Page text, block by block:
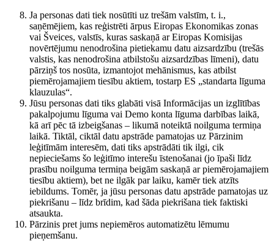
Ja personas dati tiek nosūtīti uz trešām valstīm, t. i.,
saņēmējiem, kas reģistrēti ārpus Eiropas Ekonomikas zonas
vai Šveices, valstīs, kuras saskaņā ar Eiropas Komisijas
novērtējumu nenodrošina pietiekamu datu aizsardzību (trešās
valstis, kas nenodrošina atbilstošu aizsardzības līmeni), datu
pārziņš tos nosūta, izmantojot mehānismus, kas atbilst
piemērojamajiem tiesību aktiem, tostarp ES „standarta līguma
klauzulas“.
Jūsu personas dati tiks glabāti visā Informācijas un izglītības
pakalpojumu līguma vai Demo konta līguma darbības laikā,
kā arī pēc tā izbeigšanas – likumā noteiktā noilguma termiņa
laikā. Tiktāl, ciktāl datu apstrāde pamatojas uz Pārzinim
leģitīmām interesēm, dati tiks apstrādāti tik ilgi, cik
nepieciešams šo leģitīmo interešu īstenošanai (jo īpaši līdz
prasību noilguma termiņa beigām saskaņā ar piemērojamajiem
tiesību aktiem), bet ne ilgāk par laiku, kamēr tiek atzīts
iebildums. Tomēr, ja jūsu personas datu apstrāde pamatojas uz
piekrišanu – līdz brīdim, kad šāda piekrišana tiek faktiski
atsaukta.
Pārzinis pret jums nepiemēros automatizētu lēmumu
pieņemšanu.